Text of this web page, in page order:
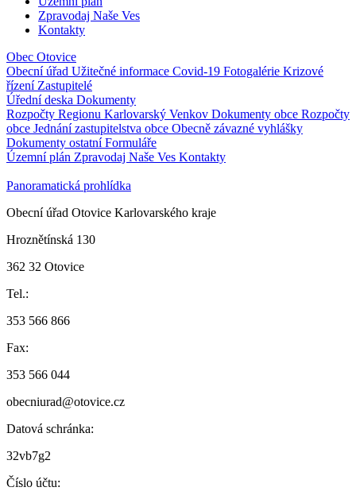
Zpravodaj Naše Ves
Kontakty
Obec Otovice
Obecní úřad Užitečné informace Covid-19 Fotogalérie Krizové
řízení Zastupitelé
Úřední deska Dokumenty
Rozpočty Regionu Karlovarský Venkov Dokumenty obce Rozpočty
obce Jednání zastupitelstva obce Obecně závazné vyhlášky
Dokumenty ostatní Formuláře
Územní plán Zpravodaj Naše Ves Kontakty
Panoramatická prohlídka
Obecní úřad Otovice Karlovarského kraje
Hroznětínská 130
362 32 Otovice
Tel.:
353 566 866
Fax:
353 566 044
obecniurad@otovice.cz
Datová schránka:
32vb7g2
Číslo účtu: